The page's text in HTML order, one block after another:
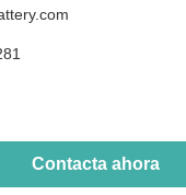
Contacta ahora